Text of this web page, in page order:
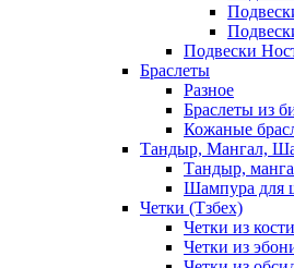
Подвески
Браслеты
Разное
Браслеты из
Кожаные
Тандыр, Мангал,
Тандыр,
Шампура для
Четки (Тзбех)
Четки из кости
Четки из